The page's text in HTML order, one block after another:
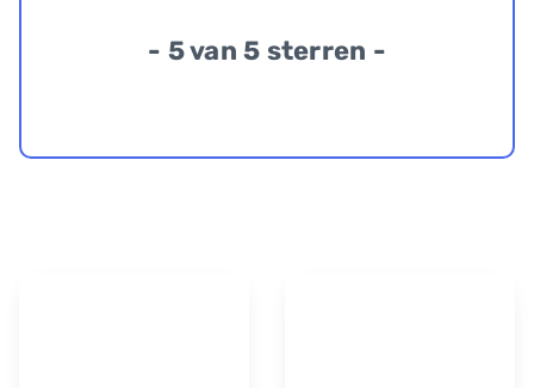
- 5 van 5 sterren -